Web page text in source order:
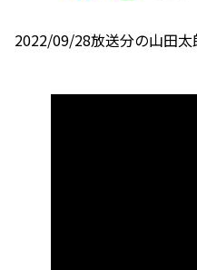
2022/09/28放送分の山田